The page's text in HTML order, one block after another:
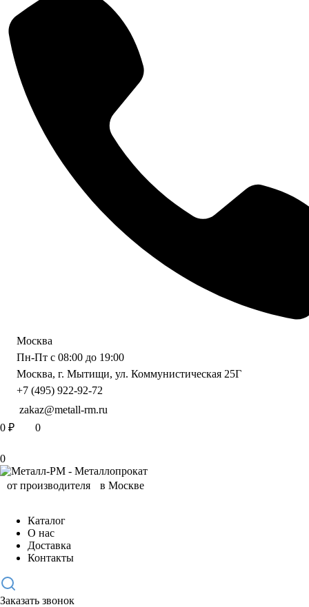
Москва
Пн-Пт с 08:00 до 19:00
Москва, г. Мытищи, ул. Коммунистическая 25Г
+7 (495) 922-92-72
zakaz@metall-rm.ru
0 ₽ 0
0
Каталог
О нас
Доставка
Контакты
Заказать звонок